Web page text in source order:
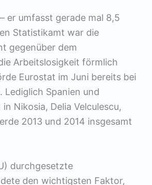
er umfasst gerade mal 8,5
Statistikamt war die
gegenüber dem
Arbeitslosigkeit förmlich
Eurostat im Juni bereits bei
Lediglich Spanien und
Nikosia, Delia Velculescu,
2013 und 2014 insgesamt
durchgesetzte
den wichtigsten Faktor,